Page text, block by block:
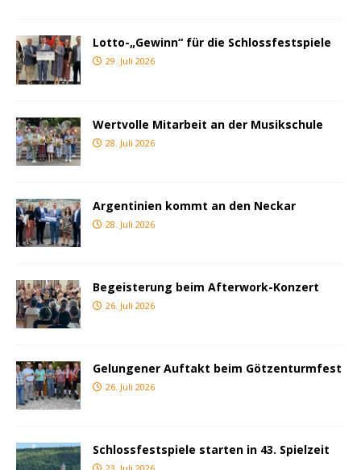
Lotto-„Gewinn“ für die Schlossfestspiele
29. Juli 2026
Wertvolle Mitarbeit an der Musikschule
28. Juli 2026
Argentinien kommt an den Neckar
28. Juli 2026
Begeisterung beim Afterwork-Konzert
26. Juli 2026
Gelungener Auftakt beim Götzenturmfest
26. Juli 2026
Schlossfestspiele starten in 43. Spielzeit